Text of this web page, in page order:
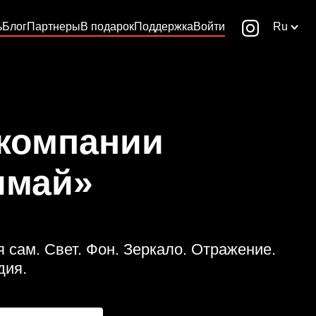
БлогПартнерыВ подарокПоддержкаВойти Ru
сам. Свет. Фон. Зеркало. Отражение.